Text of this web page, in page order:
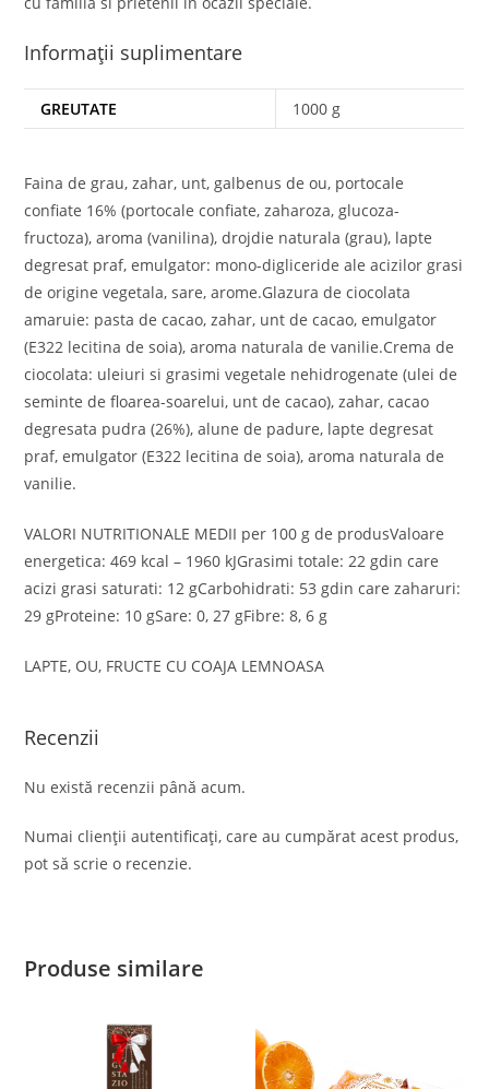
Informații suplimentare
GREUTATE 1000 g
Faina de grau, zahar, unt, galbenus de ou, portocale
confiate 16% (portocale confiate, zaharoza, glucoza-
fructoza), aroma (vanilina), drojdie naturala (grau), lapte
degresat praf, emulgator: mono-digliceride ale acizilor grasi
de origine vegetala, sare, arome.Glazura de ciocolata
amaruie: pasta de cacao, zahar, unt de cacao, emulgator
(E322 lecitina de soia), aroma naturala de vanilie.Crema de
ciocolata: uleiuri si grasimi vegetale nehidrogenate (ulei de
seminte de floarea-soarelui, unt de cacao), zahar, cacao
degresata pudra (26%), alune de padure, lapte degresat
praf, emulgator (E322 lecitina de soia), aroma naturala de
vanilie.
VALORI NUTRITIONALE MEDII per 100 g de produsValoare
energetica: 469 kcal – 1960 kJGrasimi totale: 22 gdin care
acizi grasi saturati: 12 gCarbohidrati: 53 gdin care zaharuri:
29 gProteine: 10 gSare: 0, 27 gFibre: 8, 6 g
LAPTE, OU, FRUCTE CU COAJA LEMNOASA
Recenzii
Nu există recenzii până acum.
Numai clienții autentificați, care au cumpărat acest produs,
pot să scrie o recenzie.
Produse similare